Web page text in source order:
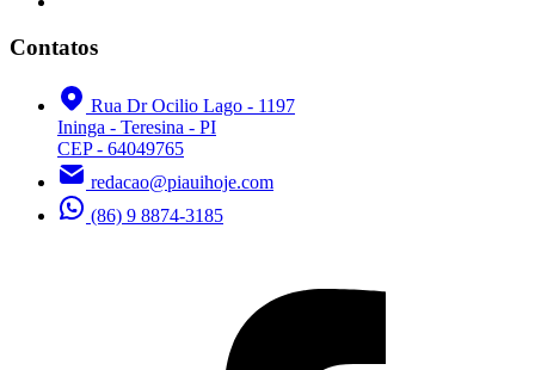
Contatos
Rua Dr Ocilio Lago - 1197
Ininga - Teresina - PI
CEP - 64049765
redacao@piauihoje.com
(86) 9 8874-3185